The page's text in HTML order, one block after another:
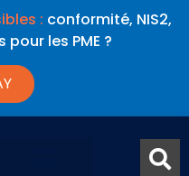
: conformité, NIS2,
pour les PME ?